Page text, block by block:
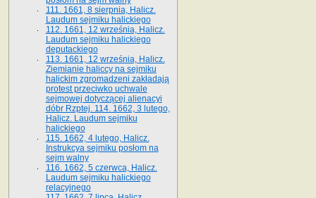
111. 1661, 8 sierpnia, Halicz.
Laudum sejmiku halickiego
112. 1661, 12 września, Halicz.
Laudum sejmiku halickiego
deputackiego
113. 1661, 12 września, Halicz.
Ziemianie haliccy na sejmiku
halickim zgromadzeni zakładają
protest przeciwko uchwale
sejmowej dotyczącej alienacyi
dóbr Rzptej. 114. 1662, 3 lutego,
Halicz. Laudum sejmiku
halickiego
115. 1662, 4 lutego, Halicz.
Instrukcya sejmiku posłom na
sejm walny
116. 1662, 5 czerwca, Halicz.
Laudum sejmiku halickiego
relacyjnego